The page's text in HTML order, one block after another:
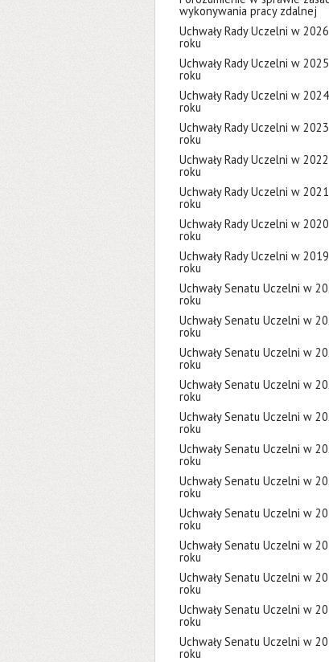
wykonywania pracy zdalnej
Uchwały Rady Uczelni w 2026
roku
Uchwały Rady Uczelni w 2025
roku
Uchwały Rady Uczelni w 2024
roku
Uchwały Rady Uczelni w 2023
roku
Uchwały Rady Uczelni w 2022
roku
Uchwały Rady Uczelni w 2021
roku
Uchwały Rady Uczelni w 2020
roku
Uchwały Rady Uczelni w 2019
roku
Uchwały Senatu Uczelni w
roku
Uchwały Senatu Uczelni w
roku
Uchwały Senatu Uczelni w
roku
Uchwały Senatu Uczelni w
roku
Uchwały Senatu Uczelni w
roku
Uchwały Senatu Uczelni w
roku
Uchwały Senatu Uczelni w
roku
Uchwały Senatu Uczelni w
roku
Uchwały Senatu Uczelni w
roku
Uchwały Senatu Uczelni w
roku
Uchwały Senatu Uczelni w
roku
Uchwały Senatu Uczelni w
roku